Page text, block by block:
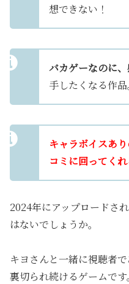
想できない！
バカゲーなのに、
手したくなる作品
キャラボイスあ
コミに回ってく
2024年にアップロードさ
はないでしょうか。
キヨさんと一緒に視聴者
裏切られ続けるゲームです。